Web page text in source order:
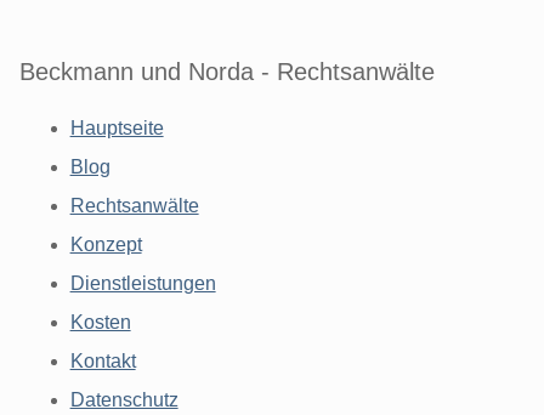
Beckmann und Norda - Rechtsanwälte
Hauptseite
Blog
Rechtsanwälte
Konzept
Dienstleistungen
Kosten
Kontakt
Datenschutz